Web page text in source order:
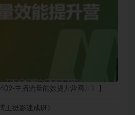
主播流量能效提升营网川》】
主摄影速成班》